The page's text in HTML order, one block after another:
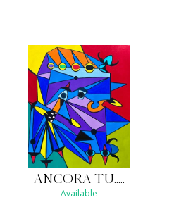
ANCORA TU.....
Available